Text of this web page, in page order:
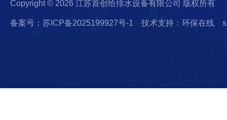
Copyright © 2026 江苏首创给排水设备有限公司 版权所有
备案号：苏ICP备2025199927号-1 技术支持：环保在线